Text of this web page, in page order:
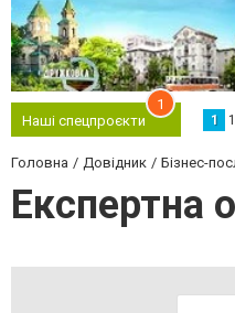
Наші спецпроєкти
1
1
Головна Довідник Бізнес-
Експертна